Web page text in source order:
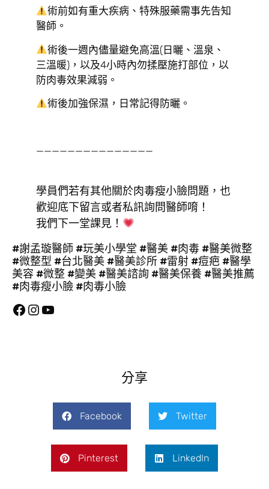
術前如有重大疾病、特殊服藥需事先告知
醫師。
術後一週內儘量避免高溫(日曬、溫泉、
三溫暖)，以及4小時內勿揉壓施打部位，以
防肉毒效果減弱。
術後加強保濕，日常記得防曬。
———————————————
學員們若有其他關於肉毒瘦小臉問題，也
歡迎底下留言或者私訊詢問醫師唷！
我們下一堂課見！
#謝孟璇醫師 #玩美小學堂 #醫美 #肉毒 #醫美微整
#微整型 #台北醫美 #醫美診所 #雷射 #痘疤 #醫學
美容 #微整 #變美 #醫美諮詢 #醫美保養 #醫美推薦
#肉毒瘦小臉 #肉毒小臉
分享
Facebook Twitter
Pinterest LinkedIn